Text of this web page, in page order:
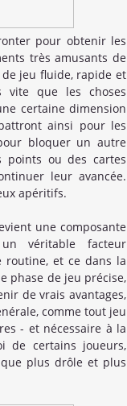
pour obtenir les
très amusants de
jeu fluide, rapide et
vite que les choses
certaine dimension
ainsi pour les
bloquer un autre
points ou des cartes
leur avancée.
apéritifs.
une composante
véritable facteur
et ce dans la
phase de jeu précise,
de vrais avantages,
comme tout jeu
- et nécessaire à la
de certains joueurs,
plus drôle et plus